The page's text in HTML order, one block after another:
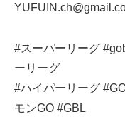
#スーパーリーグ
ーリーグ
#ハイパーリーグ
モンGO #GBL